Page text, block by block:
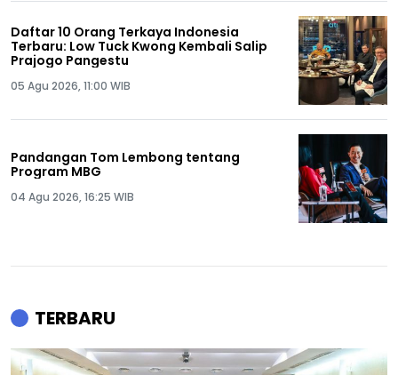
Daftar 10 Orang Terkaya Indonesia
Terbaru: Low Tuck Kwong Kembali Salip
Prajogo Pangestu
05 Agu 2026, 11:00 WIB
Pandangan Tom Lembong tentang
Program MBG
04 Agu 2026, 16:25 WIB
TERBARU